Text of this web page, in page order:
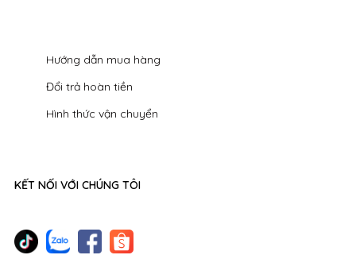
Hướng dẫn mua hàng
Đổi trả hoàn tiền
Hình thức vận chuyển
KẾT NỐI VỚI CHÚNG TÔI